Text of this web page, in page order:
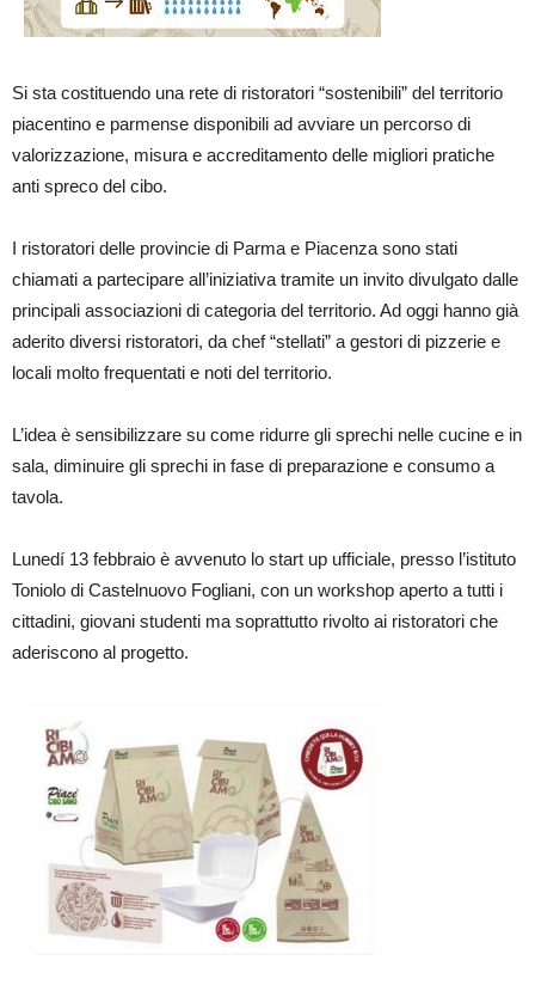
Si sta costituendo una rete di ristoratori “sostenibili” del territorio
piacentino e parmense disponibili ad avviare un percorso di
valorizzazione, misura e accreditamento delle migliori pratiche
anti spreco del cibo.
I ristoratori delle provincie di Parma e Piacenza sono stati
chiamati a partecipare all’iniziativa tramite un invito divulgato dalle
principali associazioni di categoria del territorio. Ad oggi hanno già
aderito diversi ristoratori, da chef “stellati” a gestori di pizzerie e
locali molto frequentati e noti del territorio.
L’idea è sensibilizzare su come ridurre gli sprechi nelle cucine e in
sala, diminuire gli sprechi in fase di preparazione e consumo a
tavola.
Lunedí 13 febbraio è avvenuto lo start up ufficiale, presso l’istituto
Toniolo di Castelnuovo Fogliani, con un workshop aperto a tutti i
cittadini, giovani studenti ma soprattutto rivolto ai ristoratori che
aderiscono al progetto.